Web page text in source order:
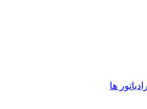
رادیاتور ها